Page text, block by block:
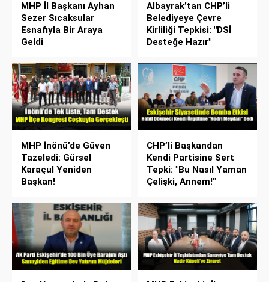
MHP İl Başkanı Ayhan
Sezer Sıcaksular
Esnafıyla Bir Araya
Geldi
Albayrak’tan CHP’li
Belediyeye Çevre
Kirliliği Tepkisi: "DSİ
Desteğe Hazır"
MHP İnönü’de Güven
Tazeledi: Gürsel
Karaçul Yeniden
Başkan!
CHP’li Başkandan
Kendi Partisine Sert
Tepki: "Bu Nasıl Yaman
Çelişki, Annem!"